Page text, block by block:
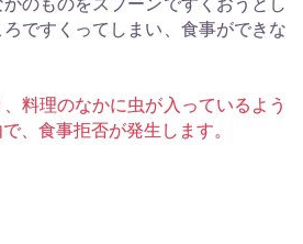
のものをスプーンですくおうとし
ですくってしまい、食事ができな
料理のなかに虫が入っているよう
、食事拒否が発生します。